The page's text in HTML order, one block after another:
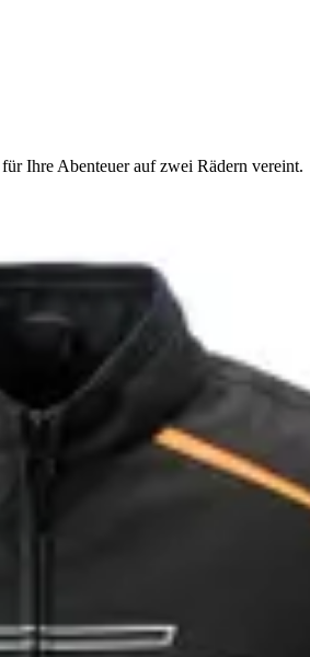
Ihre Abenteuer auf zwei Rädern vereint.